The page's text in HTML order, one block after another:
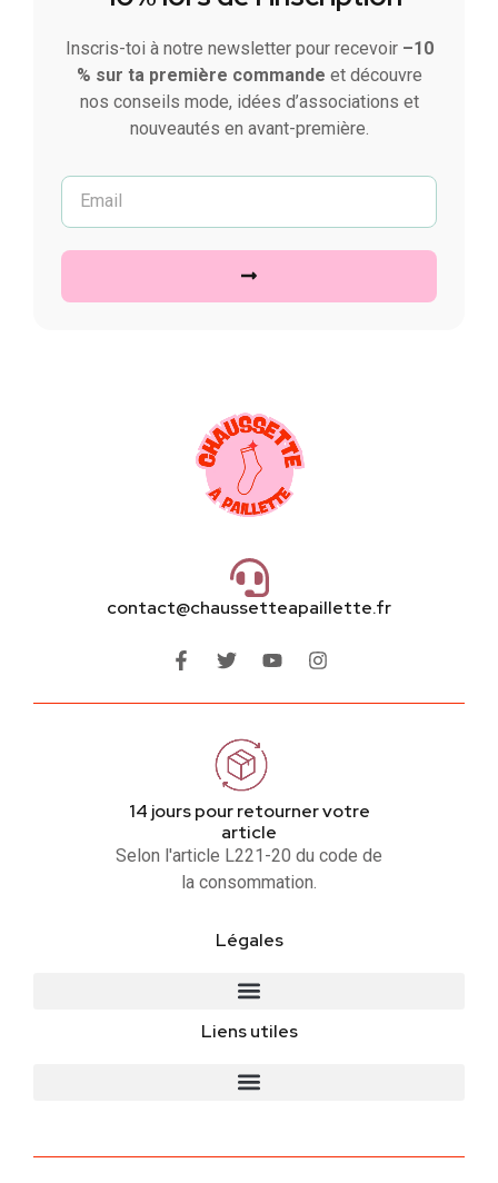
Inscris-toi à notre newsletter pour recevoir –10
% sur ta première commande et découvre
nos conseils mode, idées d’associations et
nouveautés en avant-première.
contact@chaussetteapaillette.fr
14 jours pour retourner votre
article
Selon l'article L221-20 du code de
la consommation.
Légales
Liens utiles